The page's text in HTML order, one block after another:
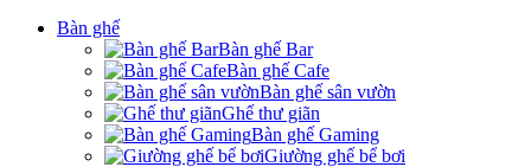
Bàn ghế
Bàn ghế Bar
Bàn ghế Cafe
Bàn ghế sân vườn
Ghế thư giãn
Bàn ghế Gaming
Giường ghế bể bơi